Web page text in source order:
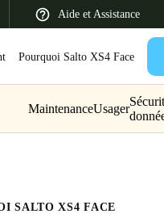
Aide et Assistance
Pourquoi Salto XS4 Face
MaintenanceUsager
SALTO XS4 FACE